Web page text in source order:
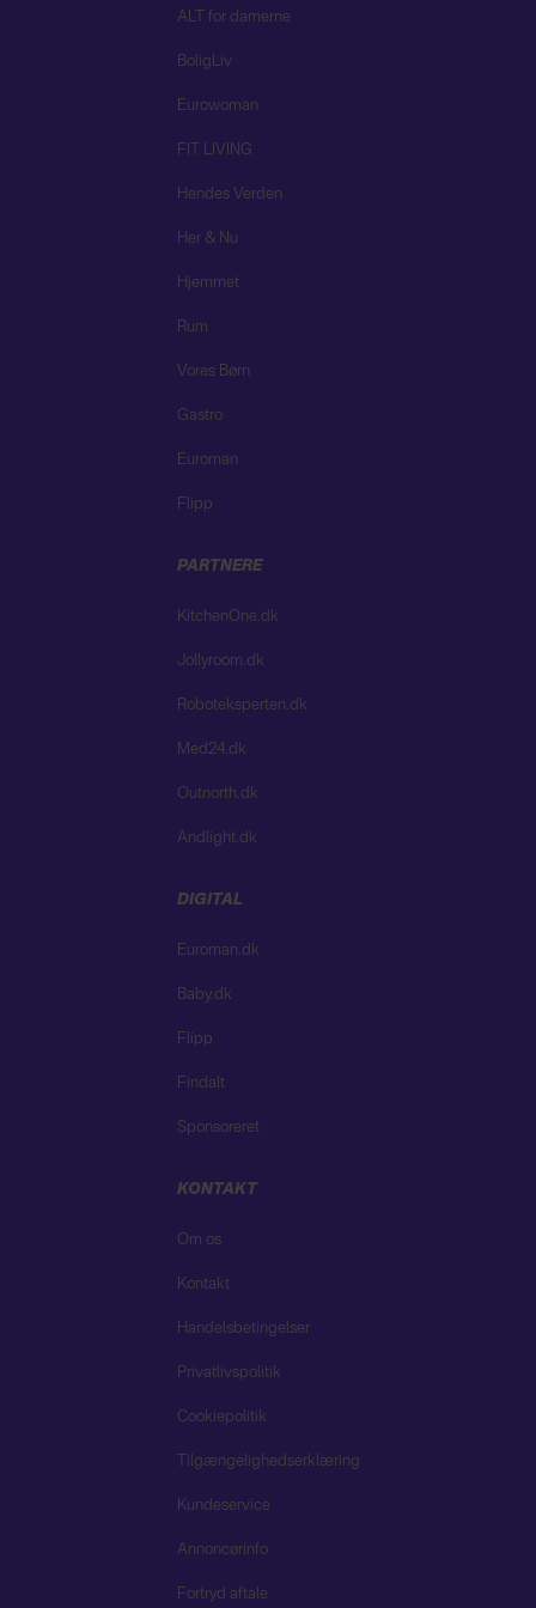
ALT for damerne
BoligLiv
Eurowoman
FIT LIVING
Hendes Verden
Her & Nu
Hjemmet
Rum
Vores Børn
Gastro
Euroman
Flipp
PARTNERE
KitchenOne.dk
Jollyroom.dk
Roboteksperten.dk
Med24.dk
Outnorth.dk
Andlight.dk
DIGITAL
Euroman.dk
Baby.dk
Flipp
Findalt
Sponsoreret
KONTAKT
Om os
Kontakt
Handelsbetingelser
Privatlivspolitik
Cookiepolitik
Tilgængelighedserklæring
Kundeservice
Annoncørinfo
Fortryd aftale